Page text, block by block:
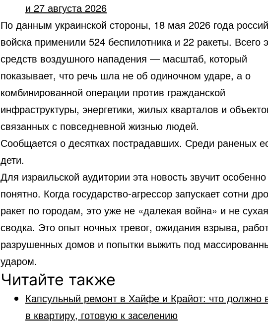
и 27 августа 2026
По данным украинской стороны, 18 мая 2026 года
войска применили 524 беспилотника и 22 ракеты. Всего
средств воздушного нападения — масштаб, который
показывает, что речь шла не об одиночном ударе, а о
комбинированной операции против гражданской
инфраструктуры, энергетики, жилых кварталов и
связанных с повседневной жизнью людей.
Сообщается о десятках пострадавших. Среди раненых
дети.
Для израильской аудитории эта новость звучит особенно
понятно. Когда государство-агрессор запускает сотни
ракет по городам, это уже не «далекая война» и не сухая
сводка. Это опыт ночных тревог, ожидания взрыва,
разрушенных домов и попытки выжить под
ударом.
Читайте также
Капсульный ремонт в Хайфе и Крайот: что должно
в квартиру, готовую к заселению